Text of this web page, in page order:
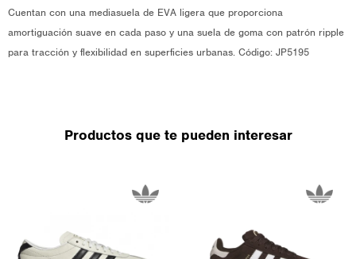
Cuentan con una mediasuela de EVA ligera que proporciona
amortiguación suave en cada paso y una suela de goma con patrón ripple
para tracción y flexibilidad en superficies urbanas. Código: JP5195
Productos que te pueden interesar